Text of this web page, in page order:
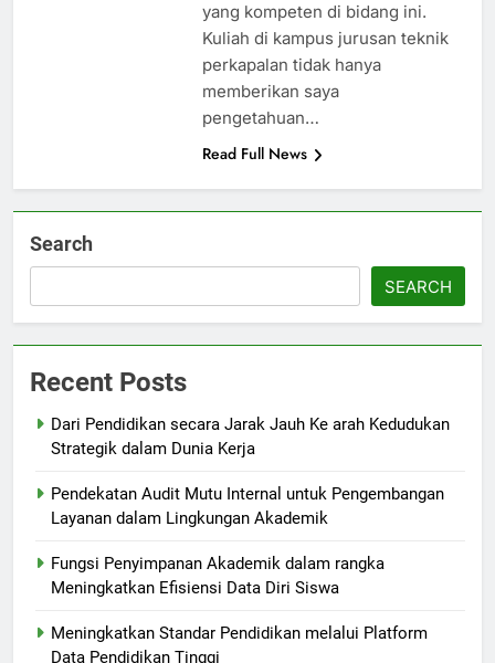
yang kompeten di bidang ini.
Kuliah di kampus jurusan teknik
perkapalan tidak hanya
memberikan saya
pengetahuan…
Read Full News
Search
SEARCH
Recent Posts
Dari Pendidikan secara Jarak Jauh Ke arah Kedudukan
Strategik dalam Dunia Kerja
Pendekatan Audit Mutu Internal untuk Pengembangan
Layanan dalam Lingkungan Akademik
Fungsi Penyimpanan Akademik dalam rangka
Meningkatkan Efisiensi Data Diri Siswa
Meningkatkan Standar Pendidikan melalui Platform
Data Pendidikan Tinggi